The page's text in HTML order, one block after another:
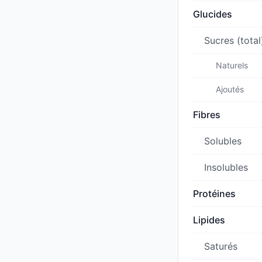
Glucides
Sucres
Naturels
Ajoutés
Fibres
Solubles
Insolubles
Protéines
Lipides
Saturés